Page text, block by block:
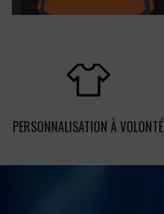
PERSONNALISATION À VOLONTÉ